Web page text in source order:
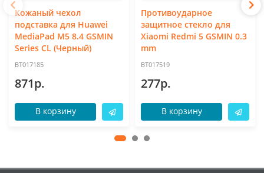
Кожаный чехол
подставка для Huawei
MediaPad M5 8.4 GSMIN
Series CL (Черный)
BT017185
871р.
В корзину
Противоударное
защитное стекло для
Xiaomi Redmi 5 GSMIN 0.3
mm
BT017519
277р.
В корзину